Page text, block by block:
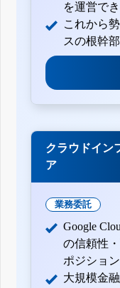
を運営でき
これから
スの根幹
クラウドイン
ア
業務委託
Google
の信頼性
ポジション
大規模金